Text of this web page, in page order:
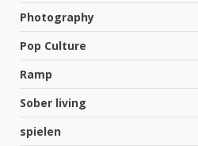
Photography
Pop Culture
Ramp
Sober living
spielen